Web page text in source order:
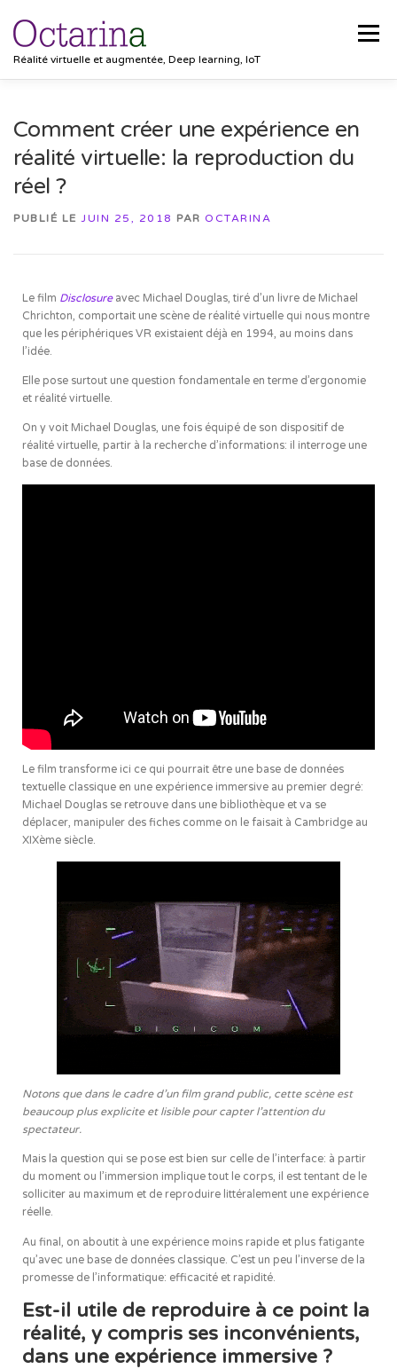
Réalité virtuelle et augmentée, Deep learning, IoT
Menu
POCKET VISION
Comment créer une expérience en
réalité virtuelle: la reproduction du
réel ?
PUBLIÉ LE JUIN 25, 2018 PAR OCTARINA
Le film Disclosureavec Michael Douglas, tiré d’un livre de Michael
Chrichton, comportait une scène de réalité virtuelle qui nous montre
que les périphériques VR existaient déjà en 1994, au moins dans
l’idée.
Elle pose surtout une question fondamentale en terme d’ergonomie
et réalité virtuelle.
On y voit Michael Douglas, une fois équipé de son dispositif de
réalité virtuelle, partir à la recherche d’informations: il interroge une
base de données.
Le film transforme ici ce qui pourrait être une base de données
textuelle classique en une expérience immersive au premier degré:
Michael Douglas se retrouve dans une bibliothèque et va se
déplacer, manipuler des fiches comme on le faisait à Cambridge au
XIXème siècle.
Notons que dans le cadre d’un film grand public, cette scène est
beaucoup plus explicite et lisible pour capter l’attention du
spectateur.
Mais la question qui se pose est bien sur celle de l’interface: à partir
du moment ou l’immersion implique tout le corps, il est tentant de le
solliciter au maximum et de reproduire littéralement une expérience
réelle.
Au final, on aboutit à une expérience moins rapide et plus fatigante
qu’avec une base de données classique. C’est un peu l’inverse de la
promesse de l’informatique: efficacité et rapidité.
Est-il utile de reproduire à ce point la
réalité, y compris ses inconvénients,
dans une expérience immersive ?